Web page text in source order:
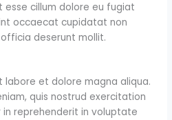
cillum dolore eu fugiat
occaecat cupidatat non
deserunt mollit.
labore et dolore magna aliqua.
quis nostrud exercitation
in reprehenderit in voluptate